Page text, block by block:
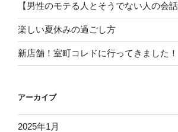
【男性のモテる人とそうでない人の会
楽しい夏休みの過ごし方
新店舗！室町コレドに行ってきました！
アーカイブ
2025年1月